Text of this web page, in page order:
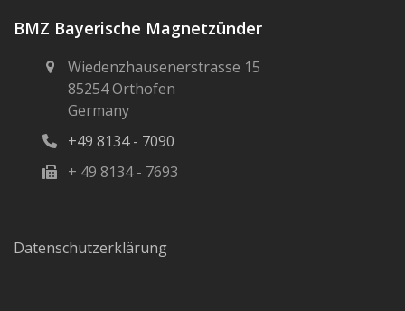
BMZ Bayerische Magnetzünder
Wiedenzhausenerstrasse 15
85254 Orthofen
Germany
+49 8134 - 7090
+ 49 8134 - 7693
Datenschutzerklärung